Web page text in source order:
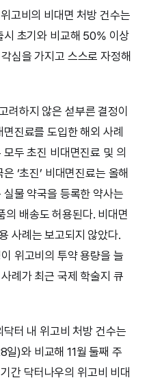
고비의 비대면 처방 건수는
시 초기와 비교해 50% 이상
심을 가지고 스스로 자정해
려하지 않은 섣부른 결정이
진료를 도입한 해외 사례
두 초진 비대면진료 및 의
‘초진’ 비대면진료는 올해
물 약국을 등록한 약사는
의 배송도 허용된다. 비대면
사례는 보고되지 않았다.
위고비의 투약 용량을 늘
례가 최근 국제 학술지 큐
터 내 위고비 처방 건수는
)와 비교해 11월 둘째 주
간 닥터나우의 위고비 비대